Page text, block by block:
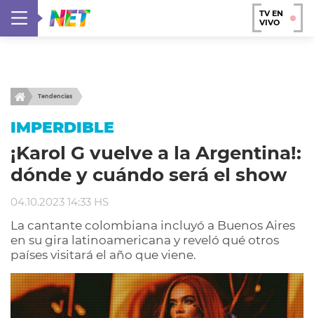
TV EN
VIVO
Tendencias
IMPERDIBLE
¡Karol G vuelve a la Argentina!:
dónde y cuándo será el show
04.10.2023 14:33 HS
La cantante colombiana incluyó a Buenos Aires
en su gira latinoamericana y reveló qué otros
países visitará el año que viene.